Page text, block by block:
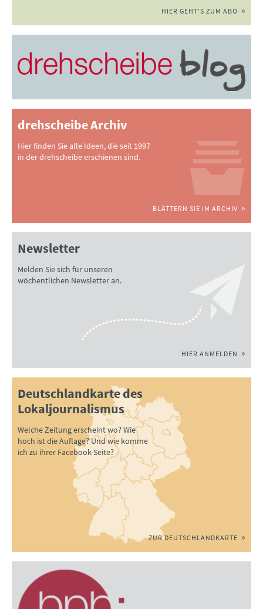
HIER GEHT'S ZUM ABO
drehscheibe Archiv
Hier finden Sie alle Ideen, die seit 1997
in der drehscheibe erschienen sind.
BLÄTTERN SIE IM ARCHIV
Newsletter
Melden Sie sich für unseren
wöchentlichen Newsletter an.
HIER ANMELDEN
Deutschlandkarte des
Lokaljournalismus
Welche Zeitung erscheint wo? Wie
hoch ist die Auflage? Und wie komme
ich zu ihrer Facebook-Seite?
ZUR DEUTSCHLANDKARTE